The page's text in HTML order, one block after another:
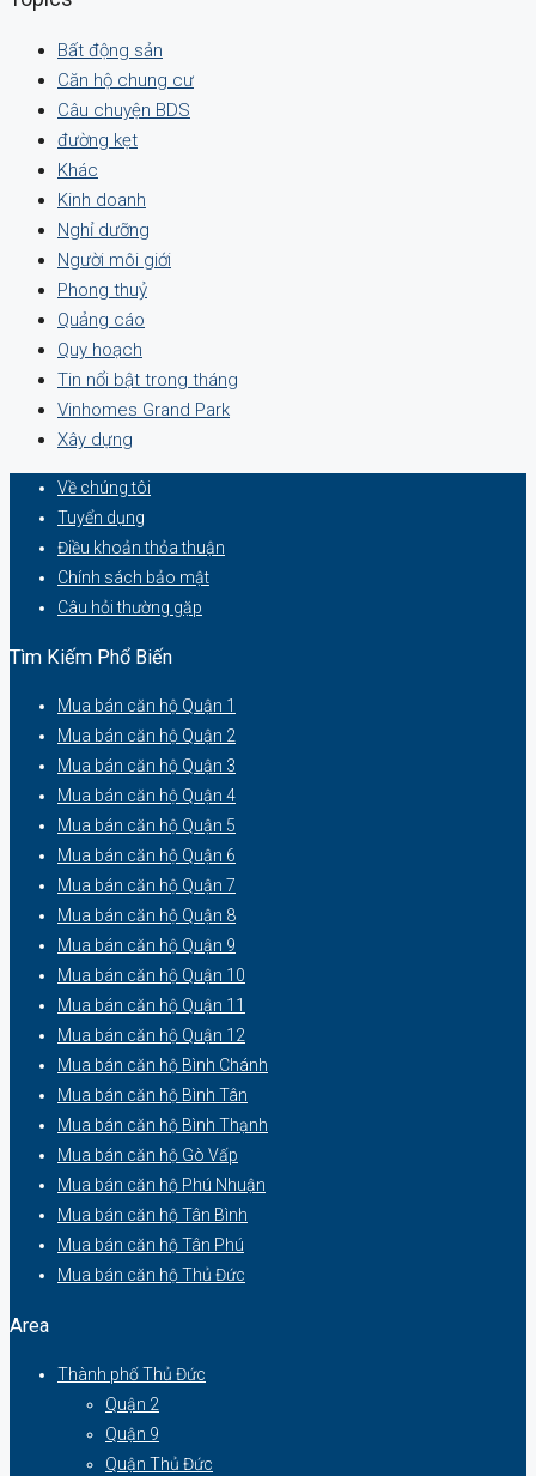
Bất động sản
Căn hộ chung cư
Câu chuyện BDS
đường kẹt
Khác
Kinh doanh
Nghỉ dưỡng
Người môi giới
Phong thuỷ
Quảng cáo
Quy hoạch
Tin nổi bật trong tháng
Vinhomes Grand Park
Xây dựng
Về chúng tôi
Tuyển dụng
Điều khoản thỏa thuận
Chính sách bảo mật
Câu hỏi thường gặp
Tìm Kiếm Phổ Biến
Mua bán căn hộ Quận 1
Mua bán căn hộ Quận 2
Mua bán căn hộ Quận 3
Mua bán căn hộ Quận 4
Mua bán căn hộ Quận 5
Mua bán căn hộ Quận 6
Mua bán căn hộ Quận 7
Mua bán căn hộ Quận 8
Mua bán căn hộ Quận 9
Mua bán căn hộ Quận 10
Mua bán căn hộ Quận 11
Mua bán căn hộ Quận 12
Mua bán căn hộ Bình Chánh
Mua bán căn hộ Bình Tân
Mua bán căn hộ Bình Thạnh
Mua bán căn hộ Gò Vấp
Mua bán căn hộ Phú Nhuận
Mua bán căn hộ Tân Bình
Mua bán căn hộ Tân Phú
Mua bán căn hộ Thủ Đức
Area
Thành phố Thủ Đức
Quận 2
Quận 9
Quận Thủ Đức